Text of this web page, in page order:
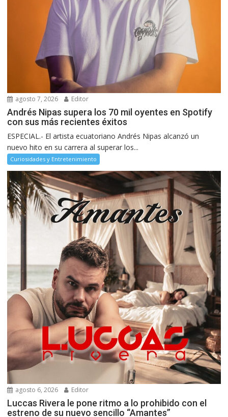
agosto 7, 2026 Editor
Andrés Nipas supera los 70 mil oyentes en Spotify
con sus más recientes éxitos
ESPECIAL.- El artista ecuatoriano Andrés Nipas alcanzó un
nuevo hito en su carrera al superar los...
Curiosidades y Entretenimiento
agosto 6, 2026 Editor
Luccas Rivera le pone ritmo a lo prohibido con el
estreno de su nuevo sencillo “Amantes”